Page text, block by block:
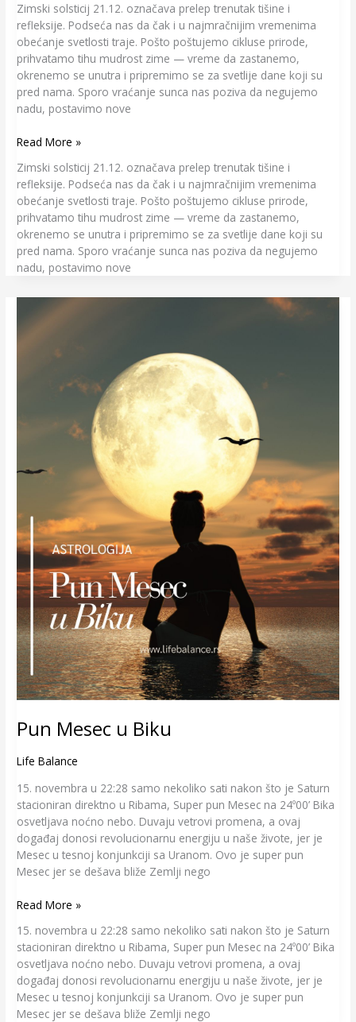
Zimski solsticij 21.12. označava prelep trenutak tišine i
refleksije. Podseća nas da čak i u najmračnijim vremenima
obećanje svetlosti traje. Pošto poštujemo cikluse prirode,
prihvatamo tihu mudrost zime — vreme da zastanemo,
okrenemo se unutra i pripremimo se za svetlije dane koji su
pred nama. Sporo vraćanje sunca nas poziva da negujemo
nadu, postavimo nove
Read More »
Zimski solsticij 21.12. označava prelep trenutak tišine i
refleksije. Podseća nas da čak i u najmračnijim vremenima
obećanje svetlosti traje. Pošto poštujemo cikluse prirode,
prihvatamo tihu mudrost zime — vreme da zastanemo,
okrenemo se unutra i pripremimo se za svetlije dane koji su
pred nama. Sporo vraćanje sunca nas poziva da negujemo
nadu, postavimo nove
Pun Mesec u Biku
Life Balance
15. novembra u 22:28 samo nekoliko sati nakon što je Saturn
stacioniran direktno u Ribama, Super pun Mesec na 24º00’ Bika
osvetljava noćno nebo. Duvaju vetrovi promena, a ovaj
događaj donosi revolucionarnu energiju u naše živote, jer je
Mesec u tesnoj konjunkciji sa Uranom. Ovo je super pun
Mesec jer se dešava bliže Zemlji nego
Mesec
u
Read More »
15. novembra u 22:28 samo nekoliko sati nakon što je Saturn
stacioniran direktno u Ribama, Super pun Mesec na 24º00’ Bika
osvetljava noćno nebo. Duvaju vetrovi promena, a ovaj
događaj donosi revolucionarnu energiju u naše živote, jer je
Mesec u tesnoj konjunkciji sa Uranom. Ovo je super pun
Mesec jer se dešava bliže Zemlji nego